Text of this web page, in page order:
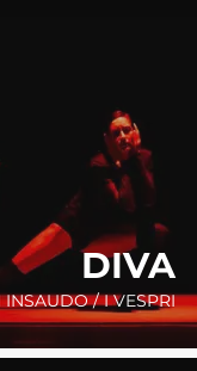
DIVA
INSAUDO / I VESPRI